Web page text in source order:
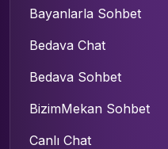
Bayanlarla Sohbet
Bedava Chat
Bedava Sohbet
BizimMekan Sohbet
Canlı Chat